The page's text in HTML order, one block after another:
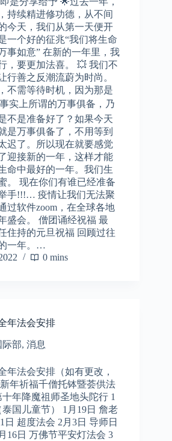
持续精进修功德，从不间
今天，我们从第一天便开
一个好的征兆“我们将生命
事如意” 在新的一年里，我
，要更加法喜。 💥 我们不
行善之反潮流蔚为时尚。
不需等待时机，因为那是
实上所谓的万事俱备，乃
不是准备好了？如果今天
是万事俱备了，不用等到
迟了。所以现在就要感觉
迎接新的一年，这样才能
命中最好的一年。我们生
。 现在你们有谁已经准备
手!!!… 疫情让我们无法聚
过软件zoom，在全球各地
盛会。 僧团诵经祝福 最
住持的元旦祝福 回顾过往
一年。…
0 mins
年法会安排
际部, 消息
年法会安排（如有更改，
年祈福千僧托钵暨荟供法
年降魔祖师圣地头陀行 1
国儿童节） 1月19日 詹老
日 超度法会 2月3日 导师日
16日 万佛节平安灯法会 3